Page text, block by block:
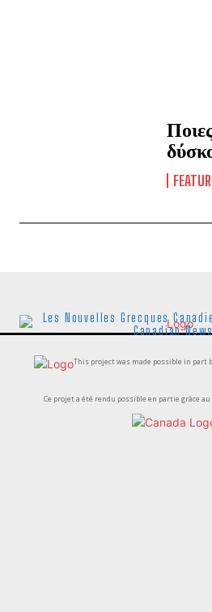
Les Nouvelles Grecques
Canadian
This project was made possible in part
Ce projet a été rendu possible en partie grâce